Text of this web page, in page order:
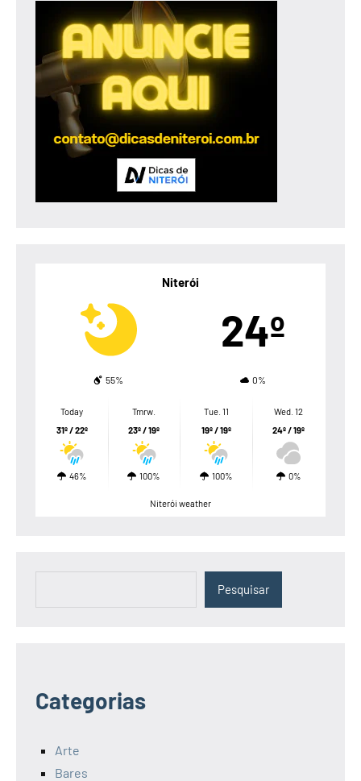
Niterói
24º
55% 0%
Today
31º / 22º
46%
Tmrw.
23º / 19º
100%
Tue. 11
19º / 19º
100%
Wed. 12
24º / 19º
0%
Niterói weather
Pesquisar
Categorias
Arte
Bares